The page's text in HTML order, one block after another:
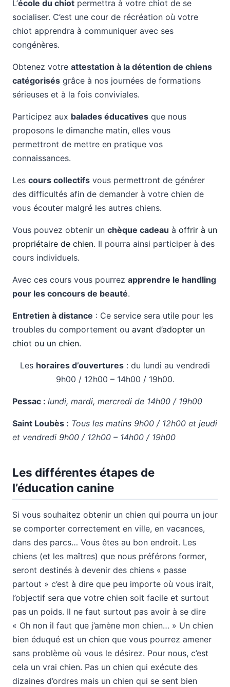
L’école du chiot permettra à votre chiot de se
socialiser. C’est une cour de récréation où votre
chiot apprendra à communiquer avec ses
congénères.
Obtenez votre attestation à la détention de chiens
catégorisés grâce à nos journées de formations
sérieuses et à la fois conviviales.
Participez aux balades éducatives que nous
proposons le dimanche matin, elles vous
permettront de mettre en pratique vos
connaissances.
Les cours collectifs vous permettront de générer
des difficultés afin de demander à votre chien de
vous écouter malgré les autres chiens.
Vous pouvez obtenir un chèque cadeau à offrir à un
propriétaire de chien. Il pourra ainsi participer à des
cours individuels.
Avec ces cours vous pourrez apprendre le handling
pour les concours de beauté.
Entretien à distance : Ce service sera utile pour les
troubles du comportement ou avant d’adopter un
chiot ou un chien.
Les horaires d’ouvertures : du lundi au vendredi
9h00 / 12h00 – 14h00 / 19h00.
Pessac : lundi, mardi, mercredi de 14h00 / 19h00
Saint Loubès : Tous les matins 9h00 / 12h00 et jeudi
et vendredi 9h00 / 12h00 – 14h00 / 19h00
Les différentes étapes de
l’éducation canine
Si vous souhaitez obtenir un chien qui pourra un jour
se comporter correctement en ville, en vacances,
dans des parcs… Vous êtes au bon endroit. Les
chiens (et les maîtres) que nous préférons former,
seront destinés à devenir des chiens « passe
partout » c’est à dire que peu importe où vous irait,
l’objectif sera que votre chien soit facile et surtout
pas un poids. Il ne faut surtout pas avoir à se dire
« Oh non il faut que j’amène mon chien… » Un chien
bien éduqué est un chien que vous pourrez amener
sans problème où vous le désirez. Pour nous, c’est
cela un vrai chien. Pas un chien qui exécute des
dizaines d’ordres mais un chien qui se sent bien